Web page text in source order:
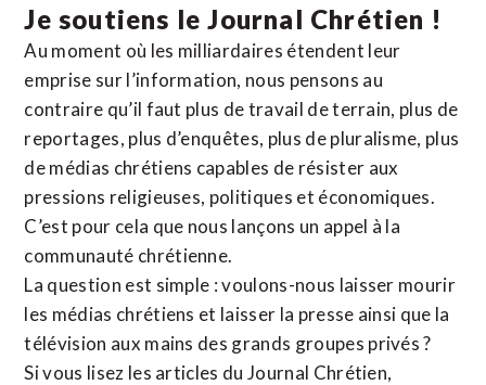
Je soutiens le Journal Chrétien !
Au moment où les milliardaires étendent leur
emprise sur l’information, nous pensons au
contraire qu’il faut plus de travail de terrain, plus de
reportages, plus d’enquêtes, plus de pluralisme, plus
de médias chrétiens capables de résister aux
pressions religieuses, politiques et économiques.
C’est pour cela que nous lançons un appel à la
communauté chrétienne.
La question est simple : voulons-nous laisser mourir
les médias chrétiens et laisser la presse ainsi que la
télévision aux mains des grands groupes privés ?
Si vous lisez les articles du Journal Chrétien,